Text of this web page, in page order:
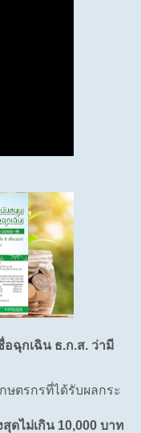
อฉุกเฉิน ธ.ก.ส. ว่ามี
ษตรกรที่ได้รับผลกระ
สุดไม่เกิน 10,000 บาท